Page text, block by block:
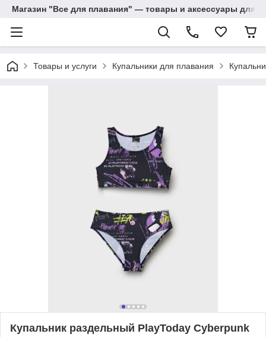
Магазин "Все для плавания" — товары и аксессуары для
Товары и услуги Купальники для плавания
Купальник раздельный PlayToday Cyberpunk